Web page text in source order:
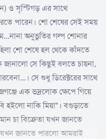
ও সৃস্টিগড় এর সাথে
পারেন। শো শেষের সেই সময়
অনুভুতির গল্প শোনার
শো শেষে হল থেকে কাঁদতে
সে কিছুই বলতে চায়না,
সে শুধু ডিরেক্টরের সাথে
এক ভদ্রলোক ক্ষেপে গিয়ে
নাকি মিয়া"। বগুড়াতে
চা বিক্রেতা যখন জানতে
যখন জানতে পারলো আমরাই